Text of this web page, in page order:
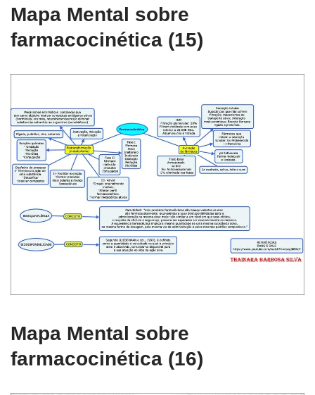
Mapa Mental sobre
farmacocinética (15)
Mapa Mental sobre
farmacocinética (16)